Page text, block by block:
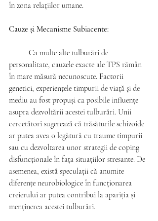
în zona relațiilor umane.
Cauze și Mecanisme Subiacente:
personalitate, cauzele exacte ale TPS rămân
în mare măsură necunoscute. Factorii
genetici, experiențele timpurii de viață și de
mediu au fost propuși ca posibile influențe
asupra dezvoltării acestei tulburări. Unii
cercetători sugerează că trăsăturile schizoide
ar putea avea o legătură cu traume timpurii
sau cu dezvoltarea unor strategii de coping
disfuncționale în fața situațiilor stresante. De
asemenea, există speculații că anumite
diferențe neurobiologice în funcționarea
creierului ar putea contribui la apariția și
menținerea acestei tulburări.